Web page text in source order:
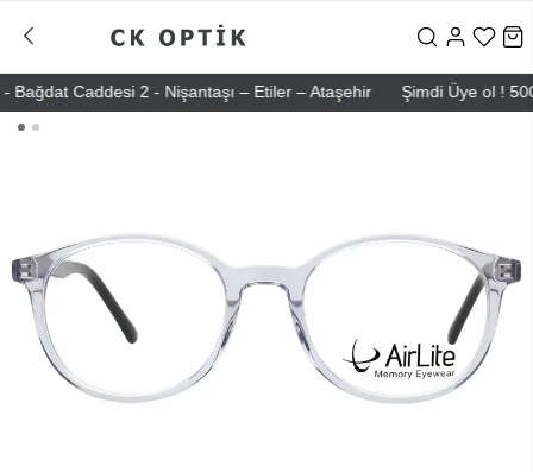
Caddesi 2 - Nişantaşı – Etiler – Ataşehir Şimdi Üye ol ! 5000